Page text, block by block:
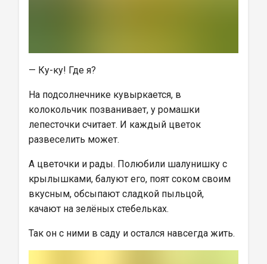
— Ку-ку! Где я?
На подсолнечнике кувыркается, в
колокольчик позванивает, у ромашки
лепесточки считает. И каждый цветок
развеселить может.
А цветочки и рады. Полюбили шалунишку с
крылышками, балуют его, поят соком своим
вкусным, обсыпают сладкой пыльцой,
качают на зелёных стебельках.
Так он с ними в саду и остался навсегда жить.